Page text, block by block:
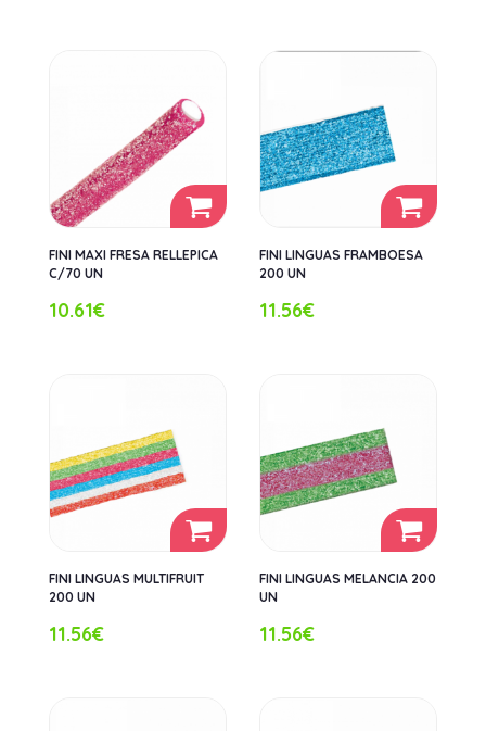
FINI MAXI FRESA RELLEPICA
C/70 UN
10.61€
FINI LINGUAS FRAMBOESA
200 UN
11.56€
FINI LINGUAS MULTIFRUIT
200 UN
11.56€
FINI LINGUAS MELANCIA 200
UN
11.56€